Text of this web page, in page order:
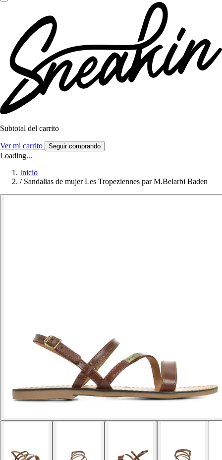
Subtotal del carrito
Ver mi carrito Seguir comprando
Loading...
Inicio
/ Sandalias de mujer Les Tropeziennes par M.Belarbi Baden